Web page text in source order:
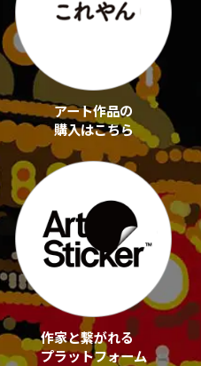
アート作品の
購入はこちら
作家と繋がれる
プラットフォーム